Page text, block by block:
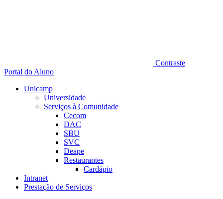
Contraste
Portal do Aluno
Unicamp
Universidade
Serviços à Comunidade
Cecom
DAC
SBU
SVC
Deape
Restaurantes
Cardápio
Intranet
Prestação de Serviços